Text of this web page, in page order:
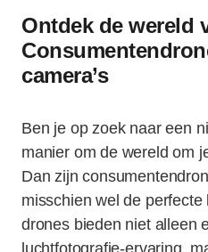
Ontdek de wereld
camera’s
Ben je op zoek naar een
manier om de wereld om
Dan zijn
misschien wel de
drones bieden niet alleen
luchtfotografie-ervaring,